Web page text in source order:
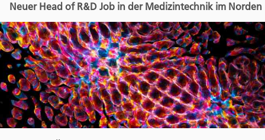
Neuer Head of R&D Job in der Medizintechnik im Norden